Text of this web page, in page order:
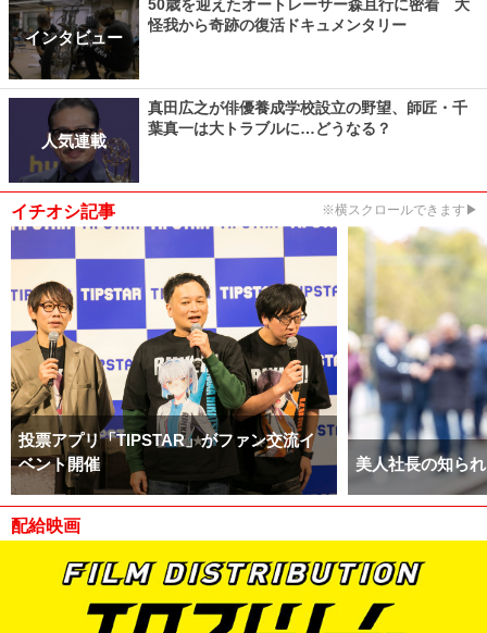
インタビュー
50歳を迎えたオートレーサー森且行に密着 大
怪我から奇跡の復活ドキュメンタリー
人気連載
真田広之が俳優養成学校設立の野望、師匠・千
葉真一は大トラブルに…どうなる？
イチオシ記事 ※横スクロールできます▶
投票アプリ「TIPSTAR」がファン交流イ
ベント開催
美人社長の知ら
配給映画